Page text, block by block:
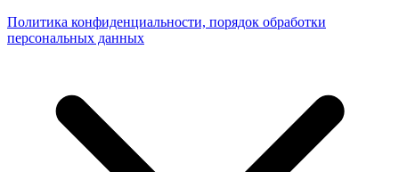
Политика конфиденциальности, порядок обработки
персональных данных